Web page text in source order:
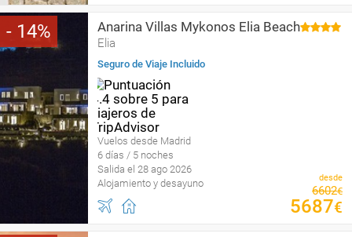
14 Anarina Villas Mykonos Elia Beach
Elia
Seguro de Viaje Incluido
Vuelos desde Madrid
6 días / 5 noches
Salida el 28 ago 2026
Alojamiento y desayuno
desde
6602€
5687€